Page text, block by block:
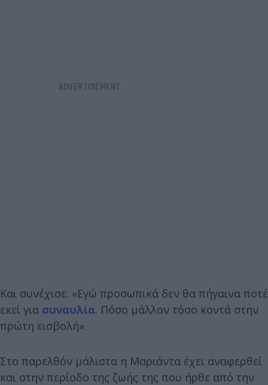
Και συνέχισε: «Εγώ προσωπικά δεν θα πήγαινα ποτέ
εκεί για συναυλία. Πόσο μάλλον τόσο κοντά στην
πρώτη εισβολή».
Στο παρελθόν μάλιστα η Μαριάντα έχει αναφερθεί
και στην περίοδο της ζωής της που ήρθε από την